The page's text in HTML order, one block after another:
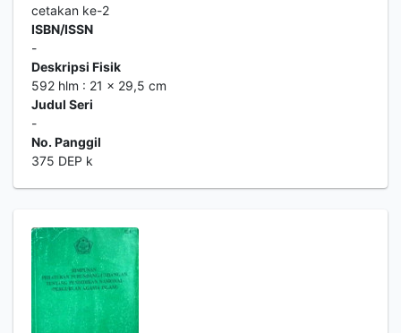
cetakan ke-2
ISBN/ISSN
-
Deskripsi Fisik
592 hlm : 21 x 29,5 cm
Judul Seri
-
No. Panggil
375 DEP k